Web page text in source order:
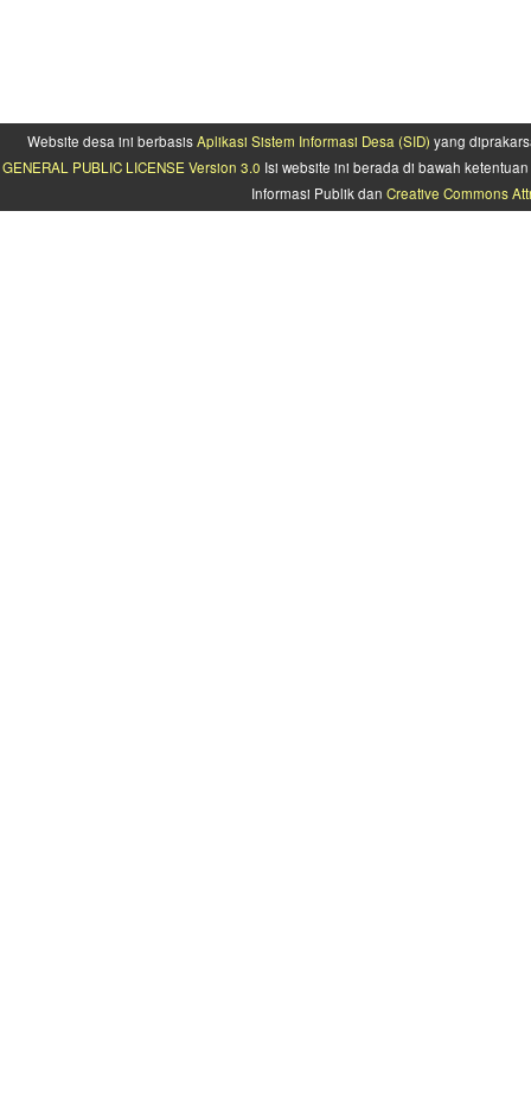
Website desa ini berbasisAplikasi Sistem Informasi Desa (SID) yang
GENERAL PUBLIC LICENSE Version 3.0 Isi website ini berada di bawah
Informasi Publik dan Creative Commons